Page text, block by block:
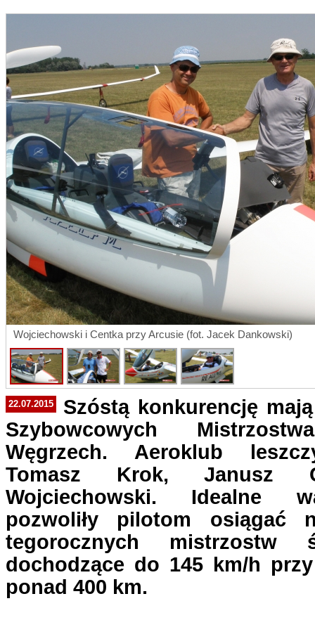
Wojciechowski i Centka przy Arcusie (fot. Jacek Dankowski)
22.07.2015
Szóstą konkurencję
Szybowcowych
Węgrzech. Aeroklub
Tomasz Krok, Janusz
Wojciechowski. Idealne
pozwoliły pilotom osiągać
tegorocznych mistrzostw
dochodzące do 145 km/h
ponad 400 km.